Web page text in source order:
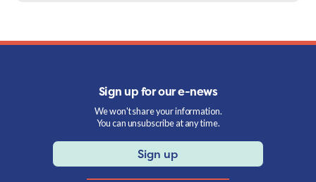
Sign up for our e-news
We won't share your information.
You can unsubscribe at any time.
Sign up